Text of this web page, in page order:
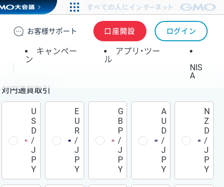
お客様サポート 口座開設 ログイン
キャンペー
ン
アプリ・ツー
ル
NIS
A
対円通貨取引
U
S
D
/
J
P
Y
E
U
R
/
J
P
Y
G
B
P
/
J
P
Y
A
U
D
/
J
P
Y
N
Z
D
/
J
P
Y